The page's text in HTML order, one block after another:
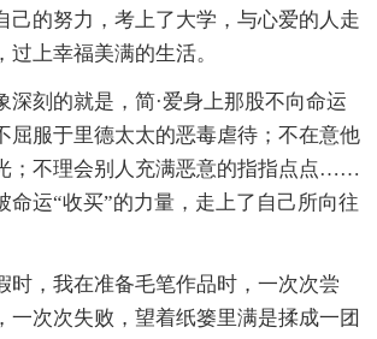
己的努力，考上了大学，与心爱的人走
上幸福美满的生活。
深刻的就是，简·爱身上那股不向命运
屈服于里德太太的恶毒虐待；不在意他
；不理会别人充满恶意的指指点点……
命运“收买”的力量，走上了自己所向往
时，我在准备毛笔作品时，一次次尝
一次次失败，望着纸篓里满是揉成一团